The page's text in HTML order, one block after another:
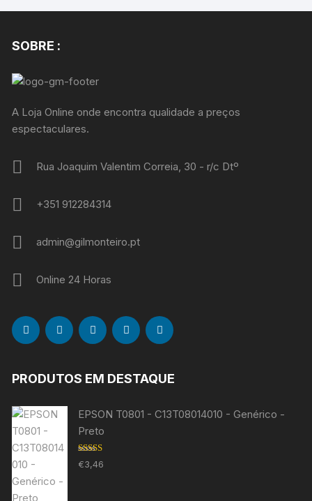
SOBRE :
A Loja Online onde encontra qualidade a preços
espectaculares.
Rua Joaquim Valentim Correia, 30 - r/c Dtº
+351 912284314
admin@gilmonteiro.pt
Online 24 Horas
PRODUTOS EM DESTAQUE
EPSON T0801 - C13T08014010 - Genérico -
Preto
Avaliação
5.00 de 5
€3,46